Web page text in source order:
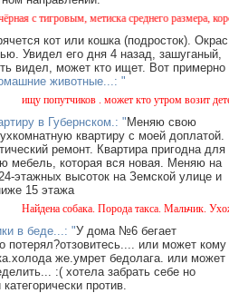
метиска среднего размера,
кот или кошка (подросток). Окрас
Увидел его дня 4 назад, зашуганый,
видел, может кто ищет. Вот примерно
животные...: "
ищу попутчиков . может кто утром возит
в Губернском.: " Меняю свою
квартиру с моей доплатой.
ремонт. Квартира пригодна для
мебель, которая вся новая. Меняю на
этажных высоток на Земской улице и
15 этажа
Найдена собака. Порода такса. Мальчик.
в беде...: "У дома №6 бегает
потерял?отзовитесь.... или может кому
же.умрет бедолага. или может
:( хотела забрать себе но
против.